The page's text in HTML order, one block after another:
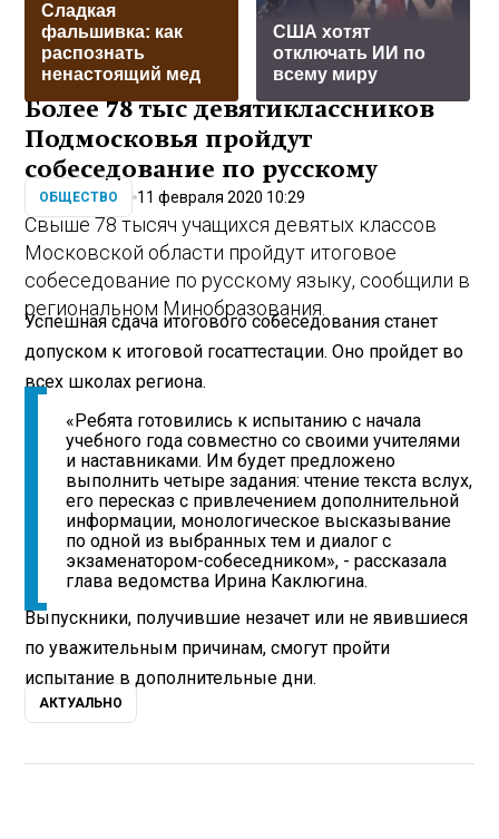
Сладкая
фальшивка: как
распознать
ненастоящий мед
США хотят
отключать ИИ по
всему миру
Более 78 тыс девятиклассников
Подмосковья пройдут
собеседование по русскому
ОБЩЕСТВО 11 февраля 2020 10:29
Свыше 78 тысяч учащихся девятых классов
Московской области пройдут итоговое
собеседование по русскому языку, сообщили в
региональном Минобразования.
Успешная сдача итогового собеседования станет
допуском к итоговой госаттестации. Оно пройдет во
всех школах региона.
«Ребята готовились к испытанию с начала
учебного года совместно со своими учителями
и наставниками. Им будет предложено
выполнить четыре задания: чтение текста вслух,
его пересказ с привлечением дополнительной
информации, монологическое высказывание
по одной из выбранных тем и диалог с
экзаменатором-собеседником», - рассказала
глава ведомства Ирина Каклюгина.
Выпускники, получившие незачет или не явившиеся
по уважительным причинам, смогут пройти
испытание в дополнительные дни.
АКТУАЛЬНО